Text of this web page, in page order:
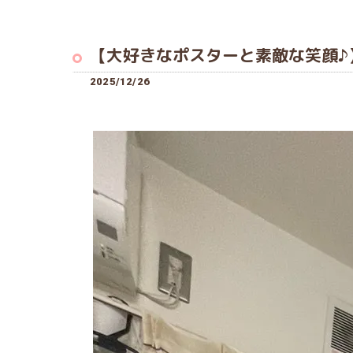
【大好きなポスターと素敵な笑顔
2025/12/26